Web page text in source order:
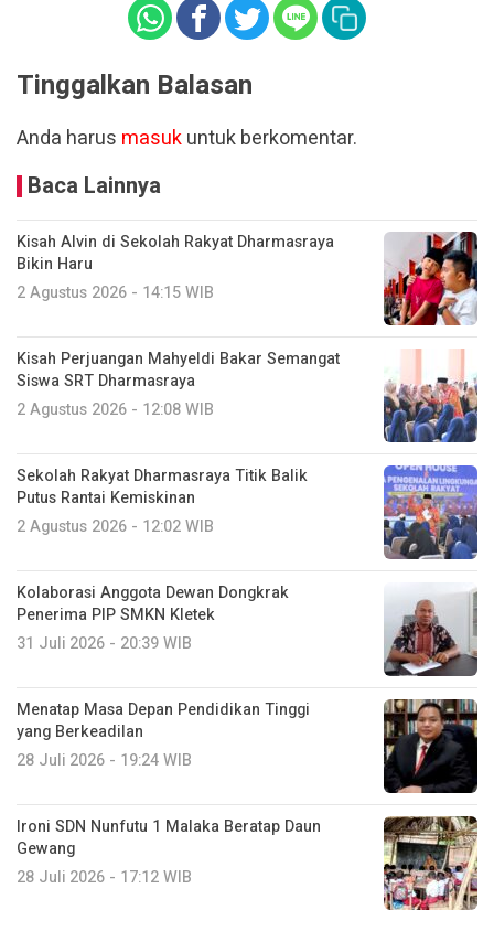
Tinggalkan Balasan
Anda harus masukuntuk berkomentar.
Baca Lainnya
Kisah Alvin di Sekolah Rakyat Dharmasraya
Bikin Haru
2 Agustus 2026 - 14:15 WIB
Kisah Perjuangan Mahyeldi Bakar Semangat
Siswa SRT Dharmasraya
2 Agustus 2026 - 12:08 WIB
Sekolah Rakyat Dharmasraya Titik Balik
Putus Rantai Kemiskinan
2 Agustus 2026 - 12:02 WIB
Kolaborasi Anggota Dewan Dongkrak
Penerima PIP SMKN Kletek
31 Juli 2026 - 20:39 WIB
Menatap Masa Depan Pendidikan Tinggi
yang Berkeadilan
28 Juli 2026 - 19:24 WIB
Ironi SDN Nunfutu 1 Malaka Beratap Daun
Gewang
28 Juli 2026 - 17:12 WIB